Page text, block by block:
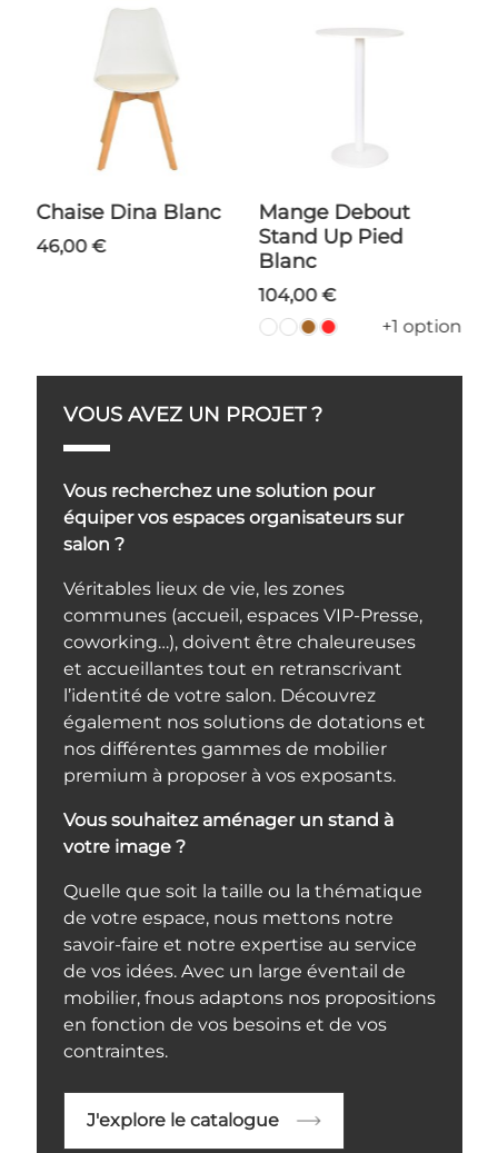
Mange Debout
Stand Up Pied
Blanc
Table Basse Solapa
98,00 €
VOUS AVEZ UN PROJET ?
Vous recherchez une solution pour
équiper vos espaces organisateurs sur
salon ?
Véritables lieux de vie, les zones
communes (accueil, espaces VIP-Presse,
coworking…), doivent être chaleureuses
et accueillantes tout en retranscrivant
l’identité de votre salon. Découvrez
également nos solutions de dotations et
nos différentes gammes de mobilier
premium à proposer à vos exposants.
Vous souhaitez aménager un stand à
votre image ?
Quelle que soit la taille ou la thématique
de votre espace, nous mettons notre
savoir-faire et notre expertise au service
de vos idées. Avec un large éventail de
mobilier, fnous adaptons nos propositions
en fonction de vos besoins et de vos
contraintes.
J'explore le catalogue